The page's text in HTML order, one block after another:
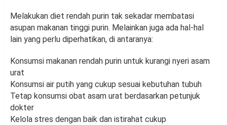
Melakukan diet rendah purin tak sekadar membatasi
asupan makanan tinggi purin. Melainkan juga ada hal-hal
lain yang perlu diperhatikan, di antaranya:
Konsumsi makanan rendah purin untuk kurangi nyeri asam
urat
Konsumsi air putih yang cukup sesuai kebutuhan tubuh
Tetap konsumsi obat asam urat berdasarkan petunjuk
dokter
Kelola stres dengan baik dan istirahat cukup